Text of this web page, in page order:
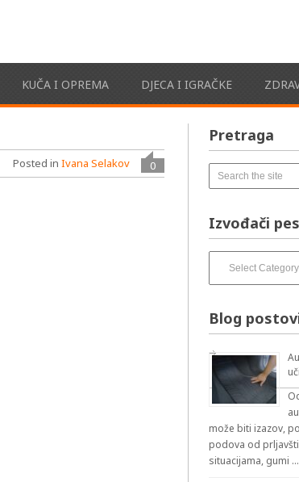
KUČA I OPREMA DJECA I IGRAČKE
0
Posted inIvana Selakov
Pretraga
Izvođači
pesama
Blog
može biti izazov,
podova od
situacijama, gumi …